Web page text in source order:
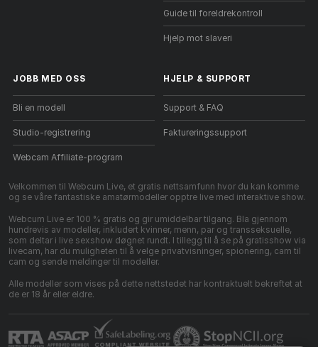
Guide til foreldrekontroll
Hjelp mot slaveri
JOBB MED OSS
Bli en modell
Studio-registrering
Webcam Affiliate-program
HJELP & SUPPORT
Support & FAQ
Faktureringssupport
Velkommen til Webcum Live, et gratis nettsamfunn hvor du kan komme
og se våre fantastiske amatørmodeller opptre live med interaktive show.
Webcum Live er 100 % gratis og gir umiddelbar tilgang. Bla gjennom
hundrevis av modeller, inkludert kvinner, menn, par og transseksuelle,
som deltar i live sexshow døgnet rundt. I tillegg til å se på gratisshow via
livecam, har du muligheten til å velge privatvisninger, spionering, cam til
cam og sende meldinger til modeller.
Alle modeller som vises på dette nettstedet har kontraktuelt bekreftet at
de er 18 år eller eldre.